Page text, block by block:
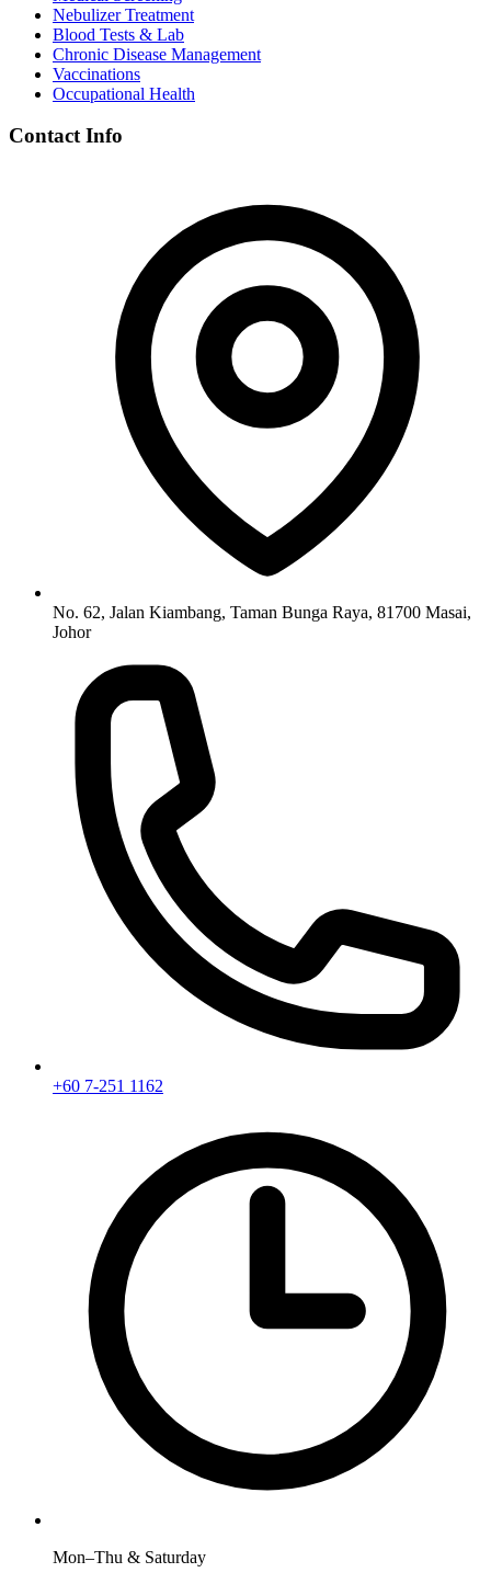
Nebulizer Treatment
Blood Tests & Lab
Chronic Disease Management
Vaccinations
Occupational Health
Contact Info
No. 62, Jalan Kiambang, Taman Bunga Raya, 81700 Masai,
Johor
+60 7-251 1162
Mon–Thu & Saturday